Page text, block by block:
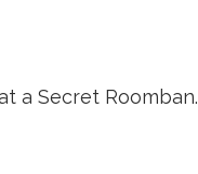
a Secret Roomban.